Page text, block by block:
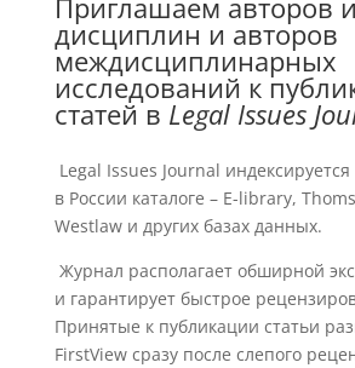
Приглашаем авторов
дисциплин и авторов
междисциплинарных
исследований к
статей в Legal Issues
Legal Issues Journal
в России каталоге – E-library,
Westlaw и других базах данных.
Журнал располагает обширной
и гарантирует быстрое
Принятые к публикации статьи
FirstView сразу после слепого